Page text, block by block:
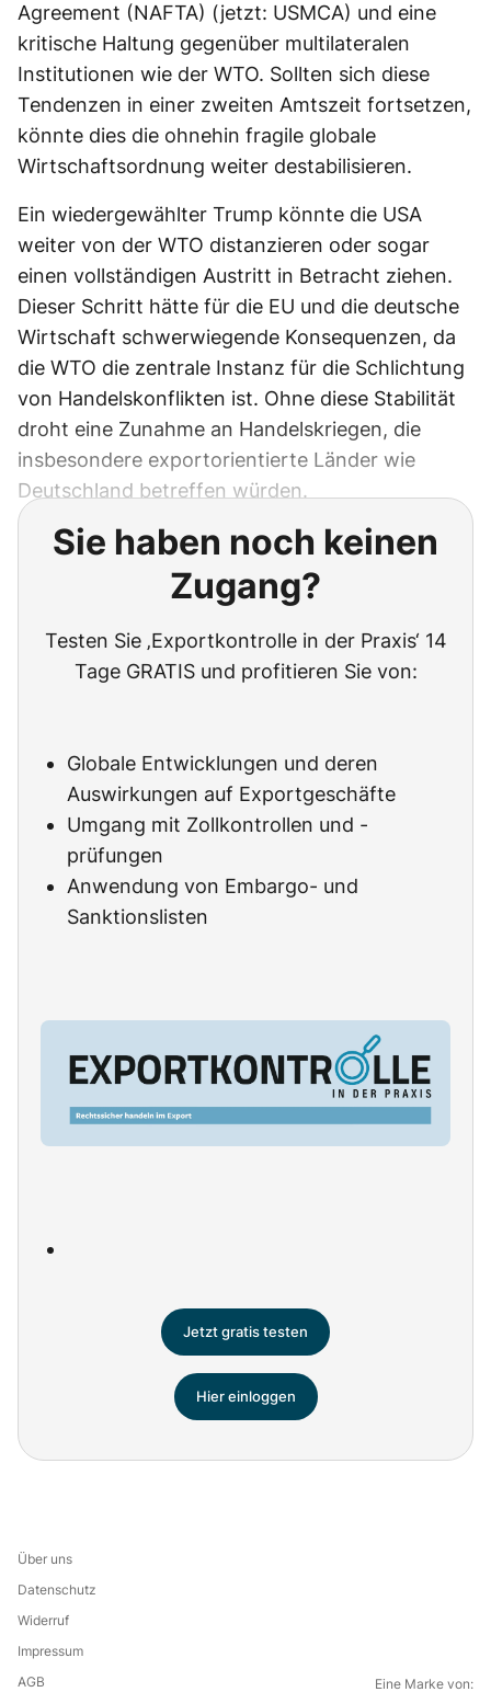
Agreement (NAFTA) (jetzt: USMCA) und eine
kritische Haltung gegenüber multilateralen
Institutionen wie der WTO. Sollten sich diese
Tendenzen in einer zweiten Amtszeit fortsetzen,
könnte dies die ohnehin fragile globale
Wirtschaftsordnung weiter destabilisieren.
Ein wiedergewählter Trump könnte die USA
weiter von der WTO distanzieren oder sogar
einen vollständigen Austritt in Betracht ziehen.
Dieser Schritt hätte für die EU und die deutsche
Wirtschaft schwerwiegende Konsequenzen, da
die WTO die zentrale Instanz für die Schlichtung
von Handelskonflikten ist. Ohne diese Stabilität
droht eine Zunahme an Handelskriegen, die
insbesondere exportorientierte Länder wie
Deutschland betreffen würden.
Sie haben noch keinen
Zugang?
Testen Sie ‚Exportkontrolle in der Praxis‘ 14
Tage GRATIS und profitieren Sie von:
Globale Entwicklungen und deren
Auswirkungen auf Exportgeschäfte
Umgang mit Zollkontrollen und -
prüfungen
Anwendung von Embargo- und
Sanktionslisten
Jetzt gratis testen
Hier einloggen
Über uns
Datenschutz
Widerruf
Impressum
AGB
Eine Marke von: